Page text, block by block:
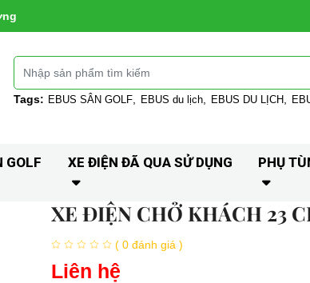
Tags: EBUS SÂN GOLF EBUS du lịch EBUS DU LỊCH
GOLF XE ĐIỆN ĐÃ QUA SỬ DỤNG PHỤ
XE ĐIỆN CHỞ KHÁCH 23
( 0 đánh giá )
Liên hệ